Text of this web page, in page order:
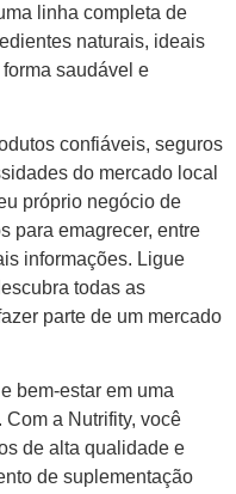
linha completa de
naturais, ideais
saudável e
confiáveis, seguros
do mercado local
próprio negócio de
para emagrecer, entre
informações. Ligue
todas as
parte de um mercado
bem-estar em uma
a Nutrifity, você
de alta qualidade e
de suplementação